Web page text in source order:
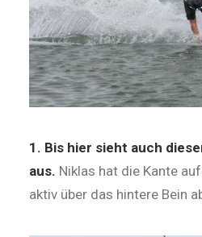
1. Bis hier sieht auch
aus. Niklas hat die Kante
aktiv über das hintere Bein